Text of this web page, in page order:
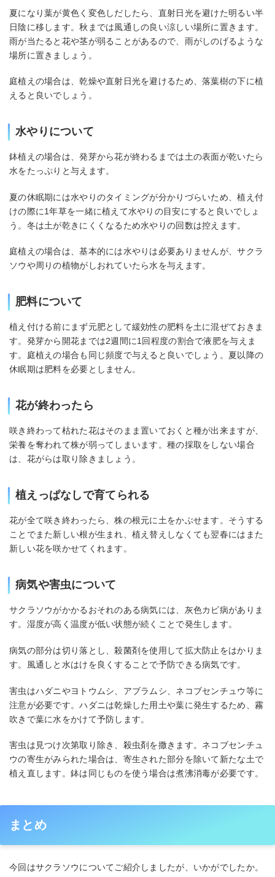
夏になり葉が黄色く変色しだしたら、直射日光を避けた明るい半
日陰に移します。秋までは風通しの良い涼しい場所に置きます。
雨が当たると花や茎が弱ることがあるので、雨がしのげるような
場所に置きましょう。
庭植えの場合は、乾燥や直射日光を避けるため、落葉樹の下に植
えると良いでしょう。
水やりについて
鉢植えの場合は、発芽から花が終わるまでは土の表面が乾いたら
水をたっぷりと与えます。
夏の休眠期には水やりのタイミングが分かりづらいため、植え付
けの際に1年草を一緒に植えて水やりの目安にすると良いでしょ
う。冬は土が乾きにくくなるため水やりの回数は控えます。
庭植えの場合は、基本的には水やりは必要ありませんが、サクラ
ソウや周りの植物がしおれていたら水を与えます。
肥料について
植え付ける前にまず元肥として緩効性の肥料を土に混ぜておきま
す。発芽から開花までは2週間に1回程度の割合で液肥を与えま
す。庭植えの場合も同じ頻度で与えると良いでしょう。夏以降の
休眠期は肥料を必要としません。
花が終わったら
咲き終わって枯れた花はそのまま置いておくと種が出来ますが、
栄養を奪われて株が弱ってしまいます。種の採取をしない場合
は、花がらは取り除きましょう。
植えっぱなしで育てられる
花が全て咲き終わったら、株の根元に土をかぶせます。そうする
ことでまた新しい根が生まれ、植え替えしなくても翌春にはまた
新しい花を咲かせてくれます。
病気や害虫について
サクラソウがかかるおそれのある病気には、灰色カビ病がありま
す。湿度が高く温度が低い状態が続くことで発生します。
病気の部分は切り落とし、殺菌剤を使用して拡大防止をはかりま
す。風通しと水はけを良くすることで予防できる病気です。
害虫はハダニやヨトウムシ、アブラムシ、ネコブセンチュウ等に
注意が必要です。ハダニは乾燥した用土や葉に発生するため、霧
吹きで葉に水をかけて予防します。
害虫は見つけ次第取り除き、殺虫剤を撒きます。ネコブセンチュ
ウの寄生がみられた場合は、寄生された部分を除いて新たな土で
植え直します。鉢は同じものを使う場合は煮沸消毒が必要です。
まとめ
今回はサクラソウについてご紹介しましたが、いかがでしたか。